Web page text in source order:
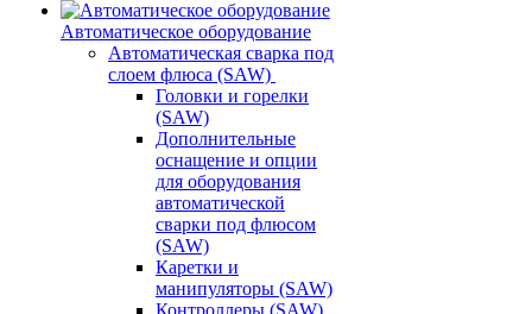
Автоматическое оборудование
Автоматическая сварка под
слоем флюса (SAW)
Головки и горелки
(SAW)
Дополнительные
оснащение и опции
для оборудования
автоматической
сварки под флюсом
(SAW)
Каретки и
манипуляторы (SAW)
Контроллеры (SAW)